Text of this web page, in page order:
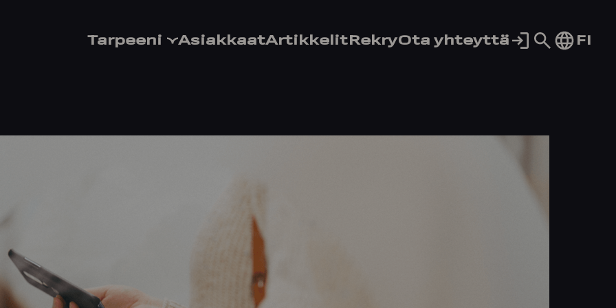
Tarpeeni AsiakkaatArtikkelitRekryOta yhteyttä
Siirry FI